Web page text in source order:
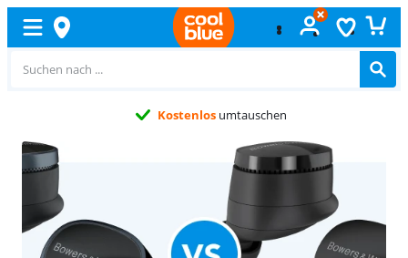
Kostenlos umtauschen